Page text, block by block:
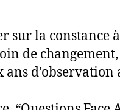
sur la constance à
de changement,
d’observation